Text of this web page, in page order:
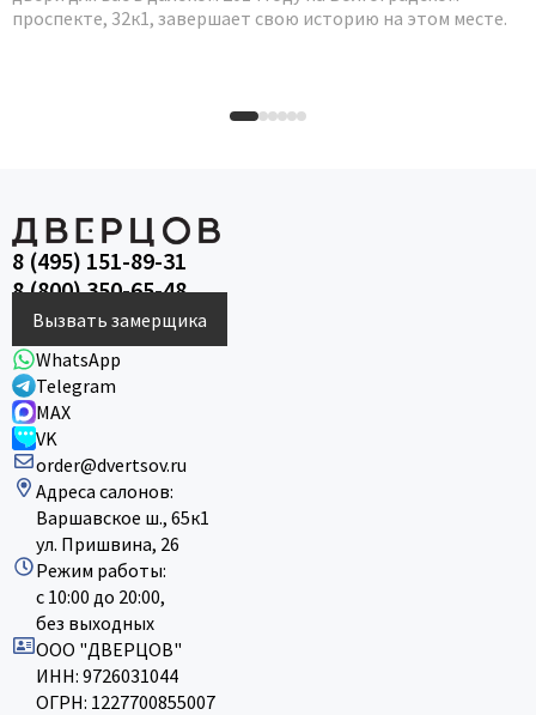
проспекте, 32к1, завершает свою историю на этом месте.
8 (495) 151-89-31
8 (800) 350-65-48
Вызвать замерщика
WhatsApp
Telegram
MAX
VK
order@dvertsov.ru
Адреса салонов:
Варшавское ш., 65к1
ул. Пришвина, 26
Режим работы:
с 10:00 до 20:00,
без выходных
ООО "ДВЕРЦОВ"
ИНН: 9726031044
ОГРН: 1227700855007